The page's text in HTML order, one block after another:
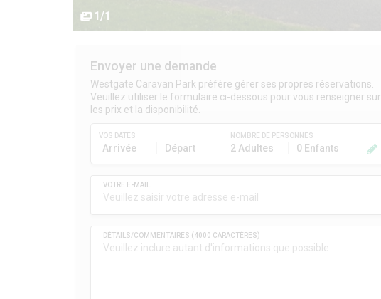
1/1
Envoyer une demande
Westgate Caravan Park préfère gérer ses propres réservations.
Veuillez utiliser le formulaire ci-dessous pour vous renseigner sur
les prix et la disponibilité.
VOS DATES
Arrivée Départ
NOMBRE DE PERSONNES
2 Adultes 0 Enfants